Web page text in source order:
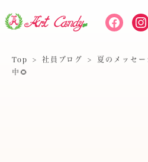
Top > 社員ブログ >
夏のメッセ
中🌻